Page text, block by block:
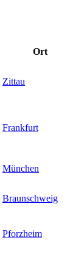
Ort
Zittau
Frankfurt
München
Braunschweig
Pforzheim